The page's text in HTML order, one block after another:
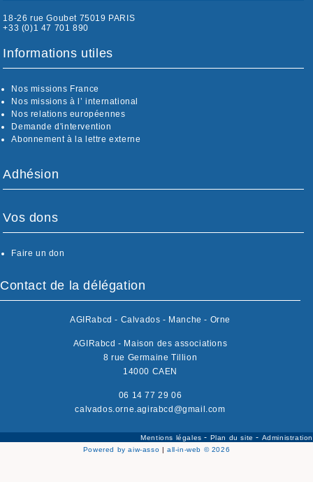
18-26 rue Goubet 75019 PARIS
+33 (0)1 47 701 890
Informations utiles
Nos missions France
Nos missions à l’ international
Nos relations européennes
Demande d'intervention
Abonnement à la lettre externe
Adhésion
Vos dons
Faire un don
Contact de la délégation
AGIRabcd - Calvados - Manche - Orne
AGIRabcd - Maison des associations
8 rue Germaine Tillion
14000 CAEN
06 14 77 29 06
calvados.orne.agirabcd@gmail.com
Mentions légales- Plan du site- Administration
Powered by aiw-asso | all-in-web © 2026